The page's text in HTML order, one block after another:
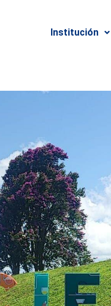
Institución